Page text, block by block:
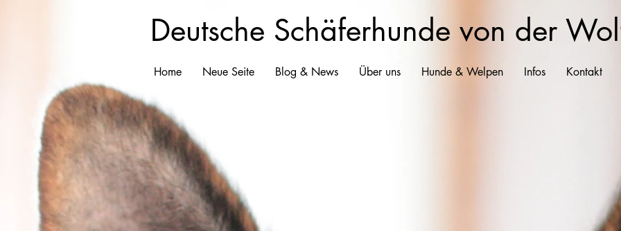
Deutsche Schäferhunde von der
Home Neue Seite Blog & News Über uns Hunde & Welpen Infos Kontakt